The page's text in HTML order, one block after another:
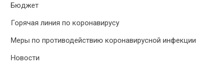
Бюджет
Горячая линия по коронавирусу
Меры по противодействию коронавирусной инфекции
Новости